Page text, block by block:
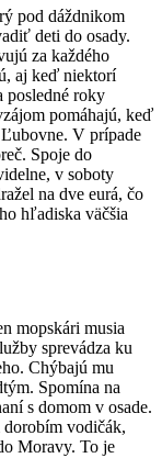
pod dáždnikom
deti do osady.
za každého
aj keď niektorí
posledné roky
pomáhajú, keď
V prípade
Spoje do
v soboty
na dve eurá, čo
hľadiska väčšia
mopskári musia
sprevádza ku
Chýbajú mu
Spomína na
s domom v osade.
vodičák,
Moravy. To je